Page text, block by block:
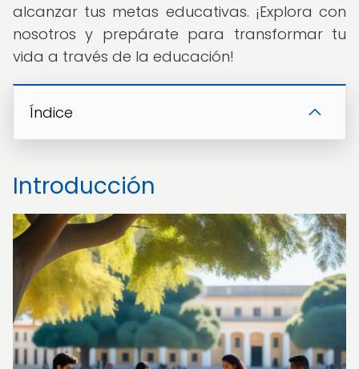
alcanzar tus metas educativas. ¡Explora con
nosotros y prepárate para transformar tu
vida a través de la educación!
Índice
Introducción